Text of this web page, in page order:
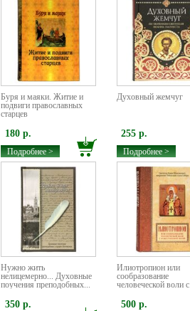
Буря и маяки. Житие и
подвиги православных
старцев
180 р.
Подробнее >
Духовный жемчуг
255 р.
Подробнее >
Нужно жить
нелицемерно... Духовные
поучения преподобных...
350 р.
Илиотропион или
сообразование
человеческой воли
500 р.